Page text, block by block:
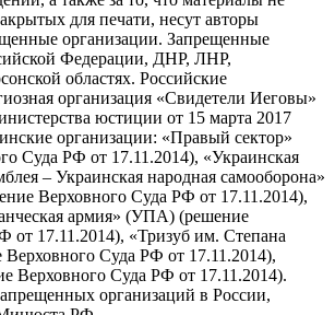
для печати, несут авторы
организации. Запрещенные
Федерации, ДНР, ЛНР,
областях. Российские
организация «Свидетели Иеговы»
юстиции от 15 марта 2017
организации: «Правый сектор»
Суда РФ от 17.11.2014), «Украинская
– Украинская народная самооборона»
Верховного Суда РФ от 17.11.2014),
армия» (УПА) (решение
от 17.11.2014), «Тризуб им. Степана
Суда РФ от 17.11.2014),
Верховного Суда РФ от 17.11.2014).
организаций в России,